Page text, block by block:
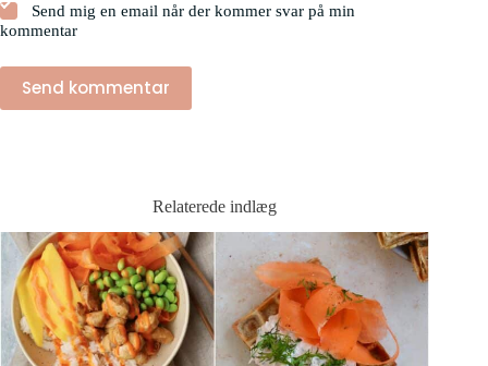
Send mig en email når der kommer svar på min
kommentar
Send kommentar
Relaterede indlæg